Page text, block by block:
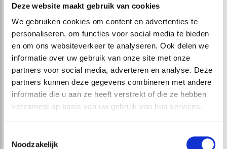
Deze website maakt gebruik van cookies
We gebruiken cookies om content en advertenties te
personaliseren, om functies voor social media te bieden
en om ons websiteverkeer te analyseren. Ook delen we
informatie over uw gebruik van onze site met onze
partners voor social media, adverteren en analyse. Deze
partners kunnen deze gegevens combineren met andere
informatie die u aan ze heeft verstrekt of die ze hebben
verzameld op basis van uw gebruik van hun services.
Noodzakelijk